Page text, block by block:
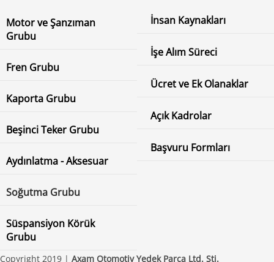
Motor ve Şanzıman
Grubu
Fren Grubu
Kaporta Grubu
Beşinci Teker Grubu
Aydınlatma - Aksesuar
Soğutma Grubu
Süspansiyon Körük
Grubu
İnsan Kaynakları
İşe Alım Süreci
Ücret ve Ek Olanaklar
Açık Kadrolar
Başvuru Formları
Copyright 2019 | Axam Otomotiv Yedek Parça Ltd. Şti.